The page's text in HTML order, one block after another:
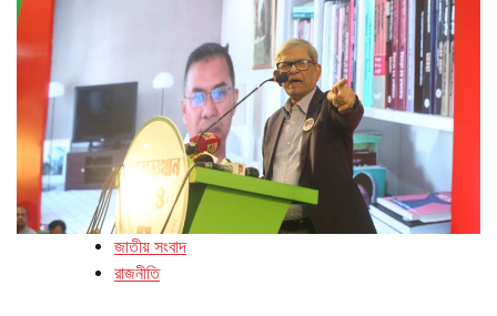
জাতীয় সংবাদ
রাজনীতি